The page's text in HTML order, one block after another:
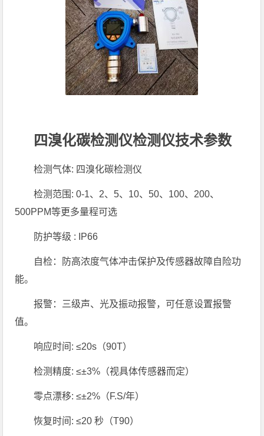
四溴化碳检测仪检测仪技术参数
检测气体: 四溴化碳检测仪
检测范围: 0-1、2、5、10、50、100、200、
500PPM等更多量程可选
防护等级 : IP66
自检：防高浓度气体冲击保护及传感器故障自险功
能。
报警：三级声、光及振动报警，可任意设置报警
值。
响应时间: ≤20s（90T）
检测精度: ≤±3%（视具体传感器而定）
零点漂移: ≤±2%（F.S/年）
恢复时间: ≤20 秒（T90）